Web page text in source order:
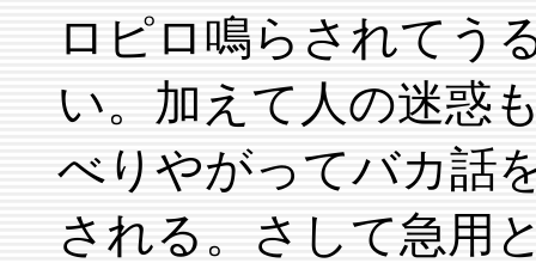
ロピロ鳴らされてう
い。加えて人の迷惑
べりやがってバカ話
される。さして急用